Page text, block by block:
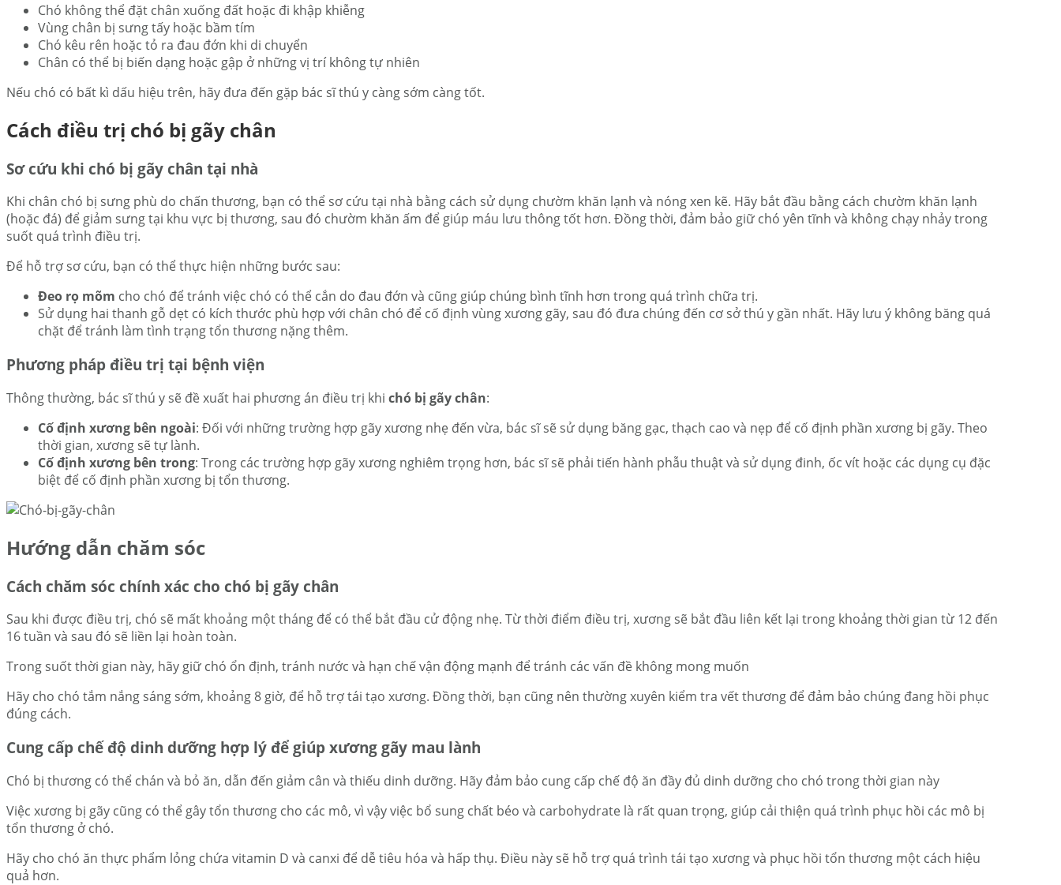
Chó không thể đặt chân xuống đất hoặc đi khập khiễng
Vùng chân bị sưng tấy hoặc bầm tím
Chó kêu rên hoặc tỏ ra đau đớn khi di chuyển
Chân có thể bị biến dạng hoặc gập ở những vị trí không tự nhiên
Nếu chó có bất kì dấu hiệu trên, hãy đưa đến gặp bác sĩ thú y càng sớm càng tốt.
Cách điều trị chó bị gãy chân
Sơ cứu khi chó bị gãy chân tại nhà
Khi chân chó bị sưng phù do chấn thương, bạn có thể sơ cứu tại nhà bằng cách sử dụng chườm khăn lạnh và nóng xen kẽ. Hãy bắt đầu bằng cách chườm khăn lạnh
(hoặc đá) để giảm sưng tại khu vực bị thương, sau đó chườm khăn ấm để giúp máu lưu thông tốt hơn. Đồng thời, đảm bảo giữ chó yên tĩnh và không chạy nhảy trong
suốt quá trình điều trị.
Để hỗ trợ sơ cứu, bạn có thể thực hiện những bước sau:
Đeo rọ mõm cho chó để tránh việc chó có thể cắn do đau đớn và cũng giúp chúng bình tĩnh hơn trong quá trình chữa trị.
Sử dụng hai thanh gỗ dẹt có kích thước phù hợp với chân chó để cố định vùng xương gãy, sau đó đưa chúng đến cơ sở thú y gần nhất. Hãy lưu ý không băng quá
chặt để tránh làm tình trạng tổn thương nặng thêm.
Phương pháp điều trị tại bệnh viện
Thông thường, bác sĩ thú y sẽ đề xuất hai phương án điều trị khi chó bị gãy chân:
Cố định xương bên ngoài: Đối với những trường hợp gãy xương nhẹ đến vừa, bác sĩ sẽ sử dụng băng gạc, thạch cao và nẹp để cố định phần xương bị gãy. Theo
thời gian, xương sẽ tự lành.
Cố định xương bên trong: Trong các trường hợp gãy xương nghiêm trọng hơn, bác sĩ sẽ phải tiến hành phẫu thuật và sử dụng đinh, ốc vít hoặc các dụng cụ đặc
biệt để cố định phần xương bị tổn thương.
Hướng dẫn chăm sóc
Cách chăm sóc chính xác cho chó bị gãy chân
Sau khi được điều trị, chó sẽ mất khoảng một tháng để có thể bắt đầu cử động nhẹ. Từ thời điểm điều trị, xương sẽ bắt đầu liên kết lại trong khoảng thời gian từ 12 đến
16 tuần và sau đó sẽ liền lại hoàn toàn.
Trong suốt thời gian này, hãy giữ chó ổn định, tránh nước và hạn chế vận động mạnh để tránh các vấn đề không mong muốn
Hãy cho chó tắm nắng sáng sớm, khoảng 8 giờ, để hỗ trợ tái tạo xương. Đồng thời, bạn cũng nên thường xuyên kiểm tra vết thương để đảm bảo chúng đang hồi phục
đúng cách.
Cung cấp chế độ dinh dưỡng hợp lý để giúp xương gãy mau lành
Chó bị thương có thể chán và bỏ ăn, dẫn đến giảm cân và thiếu dinh dưỡng. Hãy đảm bảo cung cấp chế độ ăn đầy đủ dinh dưỡng cho chó trong thời gian này
Việc xương bị gãy cũng có thể gây tổn thương cho các mô, vì vậy việc bổ sung chất béo và carbohydrate là rất quan trọng, giúp cải thiện quá trình phục hồi các mô bị
tổn thương ở chó.
Hãy cho chó ăn thực phẩm lỏng chứa vitamin D và canxi để dễ tiêu hóa và hấp thụ. Điều này sẽ hỗ trợ quá trình tái tạo xương và phục hồi tổn thương một cách hiệu
quả hơn.